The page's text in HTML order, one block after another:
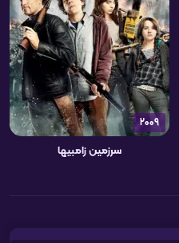
2009
سرزمین زامبیها